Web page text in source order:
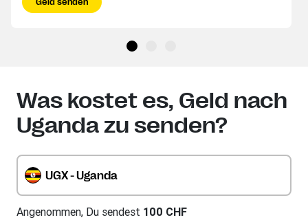
Was kostet es, Geld nach
Uganda zu senden?
UGX - Uganda
Angenommen, Du sendest 100 CHF